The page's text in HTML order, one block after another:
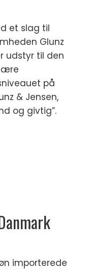
et slag til
Glunz
udstyr til den
på
& Jensen,
og givtig”.
importerede